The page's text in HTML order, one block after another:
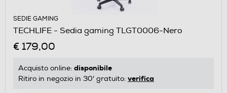
SEDIE GAMING
TECHLIFE - Sedia gaming TLGT0006-Nero
€ 179,00
Acquisto online: disponibile
Ritiro in negozio in 30' gratuito: verifica